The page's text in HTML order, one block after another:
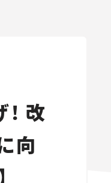
改
向
Traffic
Special